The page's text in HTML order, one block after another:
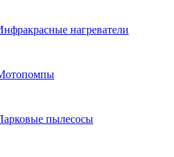
нагреватели
пылесосы